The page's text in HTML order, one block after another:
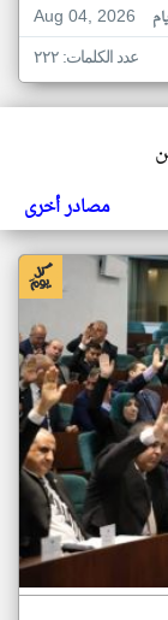
Aug 04, 2026
عدد الكلمات: ٢٢٢
مصادر أخرى